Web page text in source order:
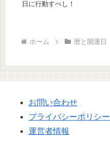
日に行動すべし！
ホーム 暦と開運日
お問い合わせ
プライバシーポリシー
運営者情報